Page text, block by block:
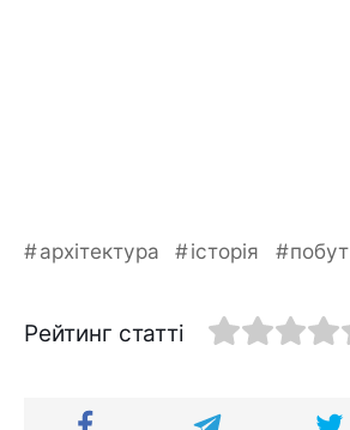
архітектура історія побут
Рейтинг статті